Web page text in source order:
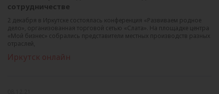
сотрудничестве
2 декабря в Иркутске состоялась конференция «Развиваем родное
дело», организованная торговой сетью «Слата». На площадке центра
«Мой бизнес» собрались представители местных производств разных
отраслей,
Иркутск онлайн